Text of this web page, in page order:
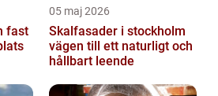
05 maj 2026
Skalfasader i stockholm
vägen till ett naturligt och
hållbart leende